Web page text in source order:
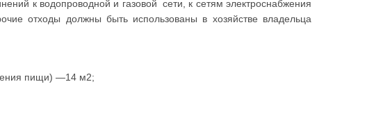
к водопроводной и газовой сети, к сетям электроснабжения
отходы должны быть использованы в хозяйстве владельца
пищи) —14 м2;